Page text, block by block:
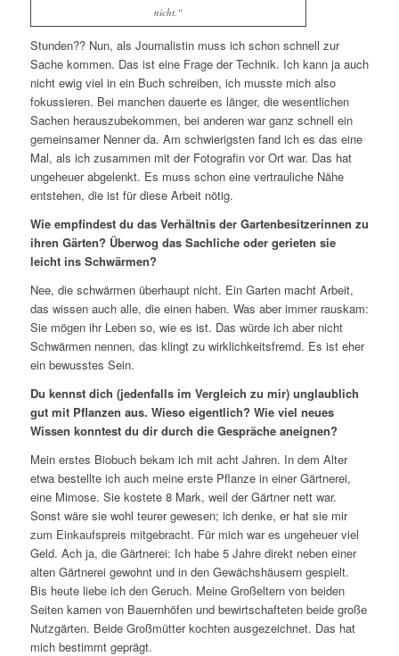
nicht.“
Stunden?? Nun, als Journalistin muss ich schon schnell zur
Sache kommen. Das ist eine Frage der Technik. Ich kann ja auch
nicht ewig viel in ein Buch schreiben, ich musste mich also
fokussieren. Bei manchen dauerte es länger, die wesentlichen
Sachen herauszubekommen, bei anderen war ganz schnell ein
gemeinsamer Nenner da. Am schwierigsten fand ich es das eine
Mal, als ich zusammen mit der Fotografin vor Ort war. Das hat
ungeheuer abgelenkt. Es muss schon eine vertrauliche Nähe
entstehen, die ist für diese Arbeit nötig.
Wie empfindest du das Verhältnis der Gartenbesitzerinnen zu
ihren Gärten? Überwog das Sachliche oder gerieten sie
leicht ins Schwärmen?
Nee, die schwärmen überhaupt nicht. Ein Garten macht Arbeit,
das wissen auch alle, die einen haben. Was aber immer rauskam:
Sie mögen ihr Leben so, wie es ist. Das würde ich aber nicht
Schwärmen nennen, das klingt zu wirklichkeitsfremd. Es ist eher
ein bewusstes Sein.
Du kennst dich (jedenfalls im Vergleich zu mir) unglaublich
gut mit Pflanzen aus. Wieso eigentlich? Wie viel neues
Wissen konntest du dir durch die Gespräche aneignen?
Mein erstes Biobuch bekam ich mit acht Jahren. In dem Alter
etwa bestellte ich auch meine erste Pflanze in einer Gärtnerei,
eine Mimose. Sie kostete 8 Mark, weil der Gärtner nett war.
Sonst wäre sie wohl teurer gewesen; ich denke, er hat sie mir
zum Einkaufspreis mitgebracht. Für mich war es ungeheuer viel
Geld. Ach ja, die Gärtnerei: Ich habe 5 Jahre direkt neben einer
alten Gärtnerei gewohnt und in den Gewächshäusern gespielt.
Bis heute liebe ich den Geruch. Meine Großeltern von beiden
Seiten kamen von Bauernhöfen und bewirtschafteten beide große
Nutzgärten. Beide Großmütter kochten ausgezeichnet. Das hat
mich bestimmt geprägt.